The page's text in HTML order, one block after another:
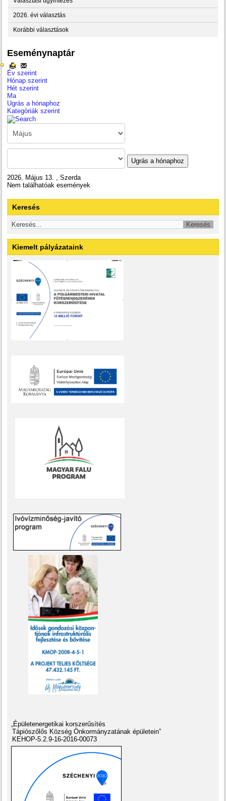
2026. évi választás
Korábbi választások
Eseménynaptár
Év szerint
Hónap szerint
Hét szerint
Ma
Ugrás a hónaphoz
Kategóriák szerint
Ugrás a hónaphoz
2026. Május 13. , Szerda
Nem találhatóak események
Keresés
Kiemelt pályázataink
„Épületenergetikai korszerűsítés
Tápiószőlős Község Önkormányzatának épületein”
KEHOP-5.2.9-16-2016-00073